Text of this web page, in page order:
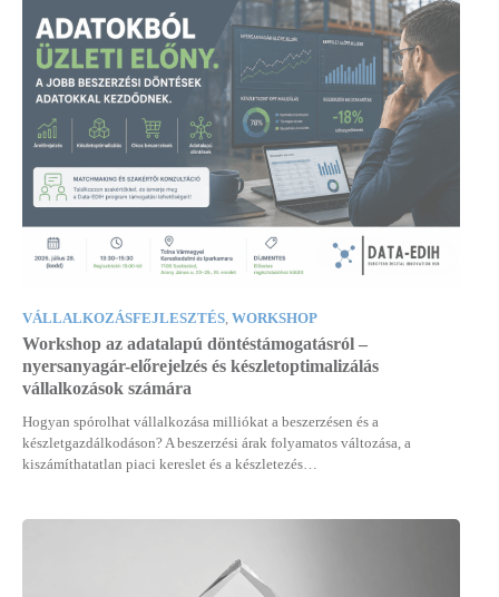
VÁLLALKOZÁSFEJLESZTÉS, WORKSHOP
Workshop az adatalapú döntéstámogatásról –
nyersanyagár-előrejelzés és készletoptimalizálás
vállalkozások számára
Hogyan spórolhat vállalkozása milliókat a beszerzésen és a
készletgazdálkodáson? A beszerzési árak folyamatos változása, a
kiszámíthatatlan piaci kereslet és a készletezés…